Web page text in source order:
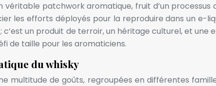
véritable patchwork aromatique, fruit d’un
les efforts déployés pour la reproduire dans un e-
c’est un produit de terroir, un héritage culturel, et
de taille pour les aromaticiens.
du whisky
multitude de goûts, regroupées en différentes